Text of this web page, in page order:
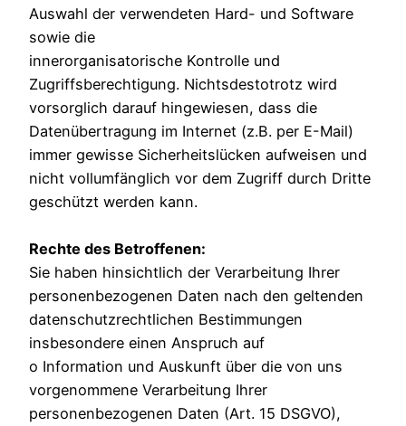
Auswahl der verwendeten Hard- und Software
sowie die
innerorganisatorische Kontrolle und
Zugriffsberechtigung. Nichtsdestotrotz wird
vorsorglich darauf hingewiesen, dass die
Datenübertragung im Internet (z.B. per E-Mail)
immer gewisse Sicherheitslücken aufweisen und
nicht vollumfänglich vor dem Zugriff durch Dritte
geschützt werden kann.
Rechte des Betroffenen:
Sie haben hinsichtlich der Verarbeitung Ihrer
personenbezogenen Daten nach den geltenden
datenschutzrechtlichen Bestimmungen
insbesondere einen Anspruch auf
o Information und Auskunft über die von uns
vorgenommene Verarbeitung Ihrer
personenbezogenen Daten (Art. 15 DSGVO),